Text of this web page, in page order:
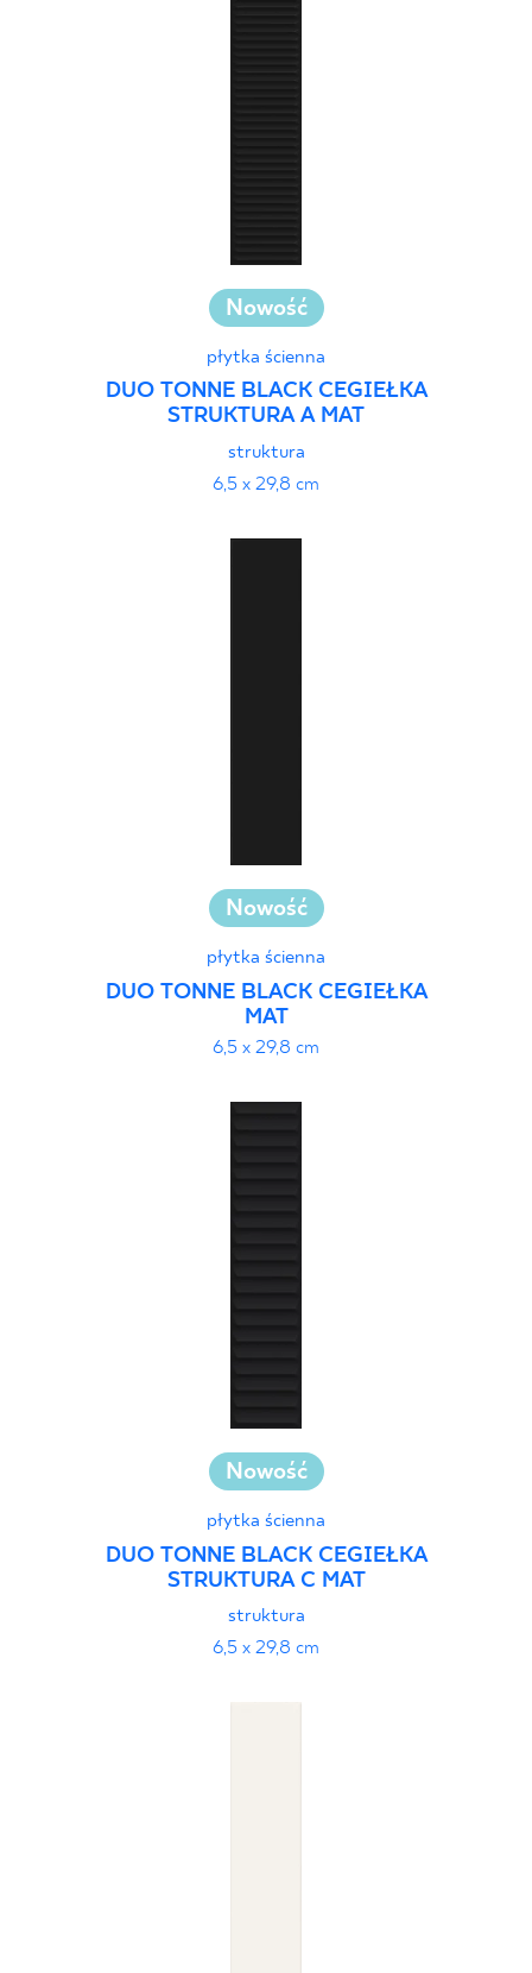
Nowość
płytka ścienna
DUO TONNE BLACK CEGIEŁKA
STRUKTURA A MAT
struktura
6,5 x 29,8 cm
Nowość
płytka ścienna
DUO TONNE BLACK CEGIEŁKA
MAT
6,5 x 29,8 cm
Nowość
płytka ścienna
DUO TONNE BLACK CEGIEŁKA
STRUKTURA C MAT
struktura
6,5 x 29,8 cm